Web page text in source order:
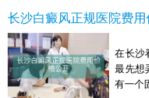
长沙白癜风正规医院费
在长沙
最先想
有一个